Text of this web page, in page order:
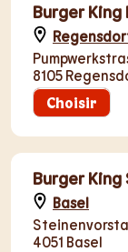
Burger
8105
Choisir
Burger
Basel
4051 Basel